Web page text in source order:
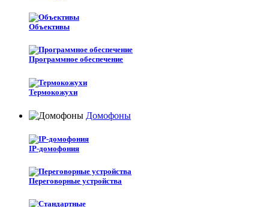
Объективы
Программное обеспечение
Термокожухи
Домофоны
IP-домофония
Переговорные устройства